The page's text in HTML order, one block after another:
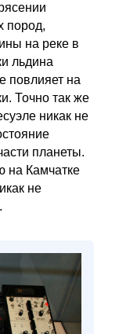
пород,
на реке в
льдина
повлияет на
Точно так же
никак не
планеты.
на Камчатке
не